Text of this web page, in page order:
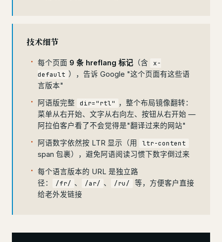
技术细节
每个页面 9 条 hreflang 标记 （含
x-
default ），告诉 Google "这个页面有这些语
言版本"
阿语版完整 dir="rtl" ，整个布局镜像翻转：
菜单从右开始、文字从右向左、按钮从右开始 —
阿拉伯客户看了不会觉得是"翻译过来的网站"
阿语数字依然按 LTR 显示（用
ltr-content
span 包裹），避免阿语阅读习惯下数字倒过来
每个语言版本的 URL 是独立路
径：
/fr/ 、 /ar/ 、 /ru/
等，方便客户直接
给老外发链接